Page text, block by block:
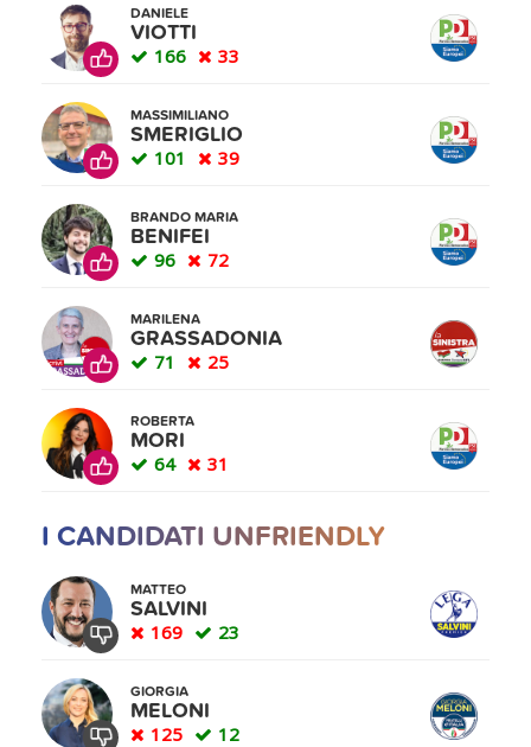
DANIELE
VIOTTI
166 33
MASSIMILIANO
SMERIGLIO
101 39
BRANDO MARIA
BENIFEI
96 72
MARILENA
GRASSADONIA
71 25
ROBERTA
MORI
64 31
I CANDIDATI UNFRIENDLY
MATTEO
SALVINI
169 23
GIORGIA
MELONI
125 12